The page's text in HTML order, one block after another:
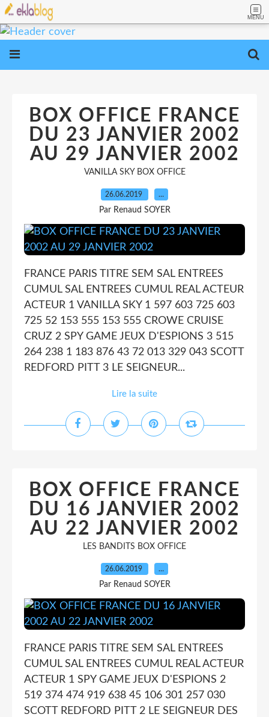
MENU
BOX OFFICE FRANCE
DU 23 JANVIER 2002
AU 29 JANVIER 2002
VANILLA SKY BOX OFFICE
26.06.2019 …
Par Renaud SOYER
FRANCE PARIS TITRE SEM SAL ENTREES
CUMUL SAL ENTREES CUMUL REAL ACTEUR
ACTEUR 1 VANILLA SKY 1 597 603 725 603
725 52 153 555 153 555 CROWE CRUISE
CRUZ 2 SPY GAME JEUX D'ESPIONS 3 515
264 238 1 183 876 43 72 013 329 043 SCOTT
REDFORD PITT 3 LE SEIGNEUR...
Lire la suite
BOX OFFICE FRANCE
DU 16 JANVIER 2002
AU 22 JANVIER 2002
LES BANDITS BOX OFFICE
26.06.2019 …
Par Renaud SOYER
FRANCE PARIS TITRE SEM SAL ENTREES
CUMUL SAL ENTREES CUMUL REAL ACTEUR
ACTEUR 1 SPY GAME JEUX D'ESPIONS 2
519 374 474 919 638 45 106 301 257 030
SCOTT REDFORD PITT 2 LE SEIGNEUR DES